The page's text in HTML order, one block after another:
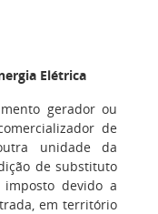
Elétrica
gerador ou
de
unidade da
de substituto
devido a
em território